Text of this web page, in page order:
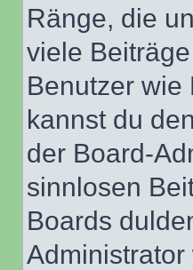
Ränge, die
viele
Benutzer wie
kannst du
der Board-
sinnlosen
Boards